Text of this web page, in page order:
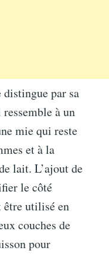
par sa
à un
mie qui reste
et à la
lait. L’ajout de
le côté
être utilisé en
couches de
pour